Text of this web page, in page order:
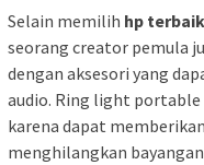
Selain memilih hp
seorang creator pemula
dengan aksesori yang
audio. Ring light
karena dapat
menghilangkan